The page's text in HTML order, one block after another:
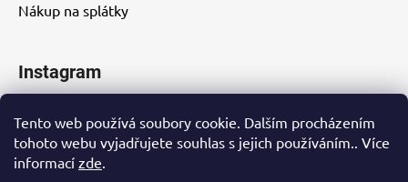
Tento web používá soubory cookie. Dalším procházením
tohoto webu vyjadřujete souhlas s jejich používáním.. Více
informací zde.
Nákup na splátky
Instagram